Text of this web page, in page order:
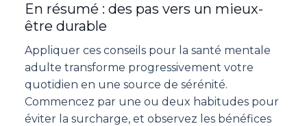
En résumé : des pas vers un mieux-
être durable
Appliquer ces conseils pour la santé mentale
adulte transforme progressivement votre
quotidien en une source de sérénité.
Commencez par une ou deux habitudes pour
éviter la surcharge, et observez les bénéfices